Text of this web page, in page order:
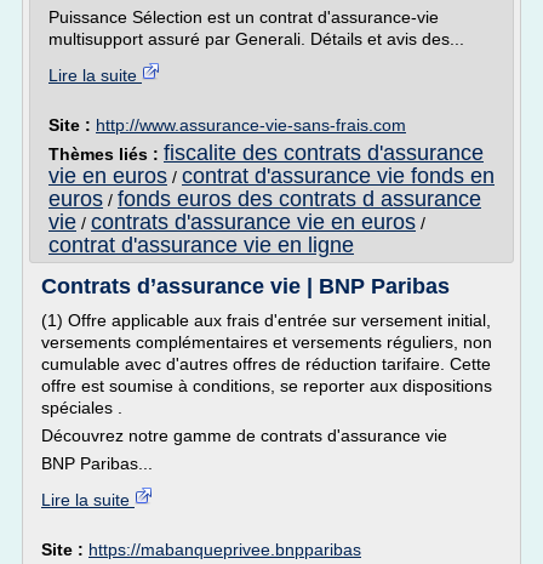
Puissance Sélection est un contrat d'assurance-vie
multisupport assuré par Generali. Détails et avis des...
Lire la suite
Site : http://www.assurance-vie-sans-frais.com
Thèmes liés : fiscalite des contrats d'assurance
vie en euros / contrat d'assurance vie fonds en
euros / fonds euros des contrats d assurance
vie / contrats d'assurance vie en euros /
contrat d'assurance vie en ligne
Contrats d’assurance vie | BNP Paribas
(1) Offre applicable aux frais d'entrée sur versement initial,
versements complémentaires et versements réguliers, non
cumulable avec d'autres offres de réduction tarifaire. Cette
offre est soumise à conditions, se reporter aux dispositions
spéciales .
Découvrez notre gamme de contrats d'assurance vie
BNP Paribas...
Lire la suite
Site : https://mabanqueprivee.bnpparibas